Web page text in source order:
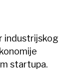
industrijskog
startupa.